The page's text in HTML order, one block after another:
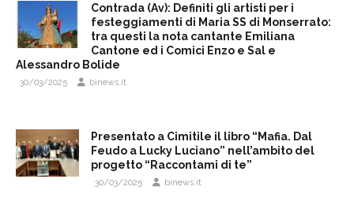
Contrada (Av): Definiti gli artisti per i
festeggiamenti di Maria SS di Monserrato:
tra questi la nota cantante Emiliana
Cantone ed i Comici Enzo e Sal e
Alessandro Bolide
30/03/2025 binews.it
Presentato a Cimitile il libro “Mafia. Dal
Feudo a Lucky Luciano” nell’ambito del
progetto “Raccontami di te”
30/03/2025 binews.it